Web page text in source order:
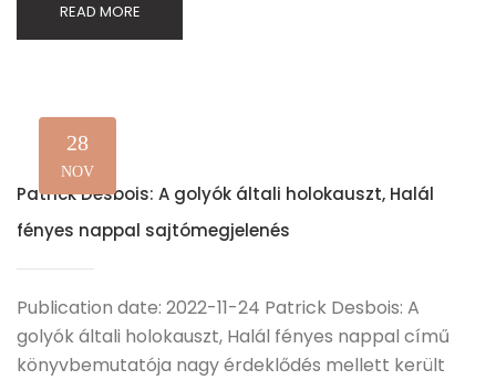
READ MORE
28
NOV
Patrick Desbois: A golyók általi holokauszt, Halál
fényes nappal sajtómegjelenés
Publication date: 2022-11-24 Patrick Desbois: A
golyók általi holokauszt, Halál fényes nappal című
könyvbemutatója nagy érdeklődés mellett került